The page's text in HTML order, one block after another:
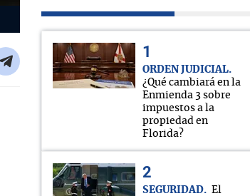
ORDEN JUDICIAL
¿Qué cambiará en la
Enmienda 3 sobre
impuestos a la
propiedad en
Florida?
SEGURIDAD
El